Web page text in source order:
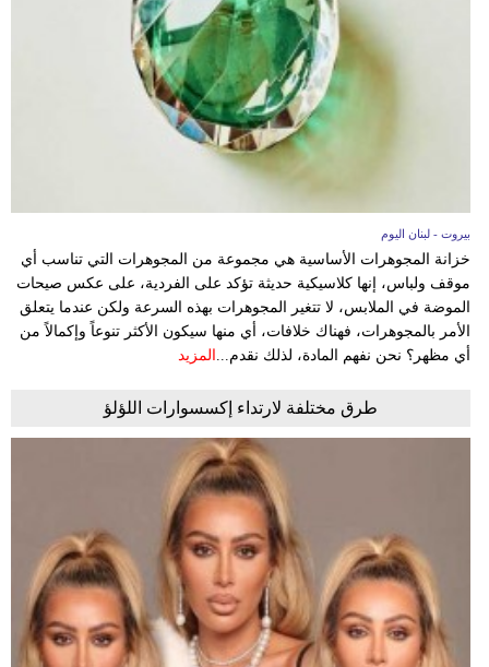
بيروت - لبنان اليوم
خزانة المجوهرات الأساسية هي مجموعة من المجوهرات التي تناسب أي
موقف ولباس، إنها كلاسيكية حديثة تؤكد على الفردية، على عكس صيحات
الموضة في الملابس، لا تتغير المجوهرات بهذه السرعة ولكن عندما يتعلق
الأمر بالمجوهرات، فهناك خلافات، أي منها سيكون الأكثر تنوعاً وإكمالاً من
أي مظهر؟ نحن نفهم المادة، لذلك نقدم...
المزيد
طرق مختلفة لارتداء إكسسوارات اللؤلؤ